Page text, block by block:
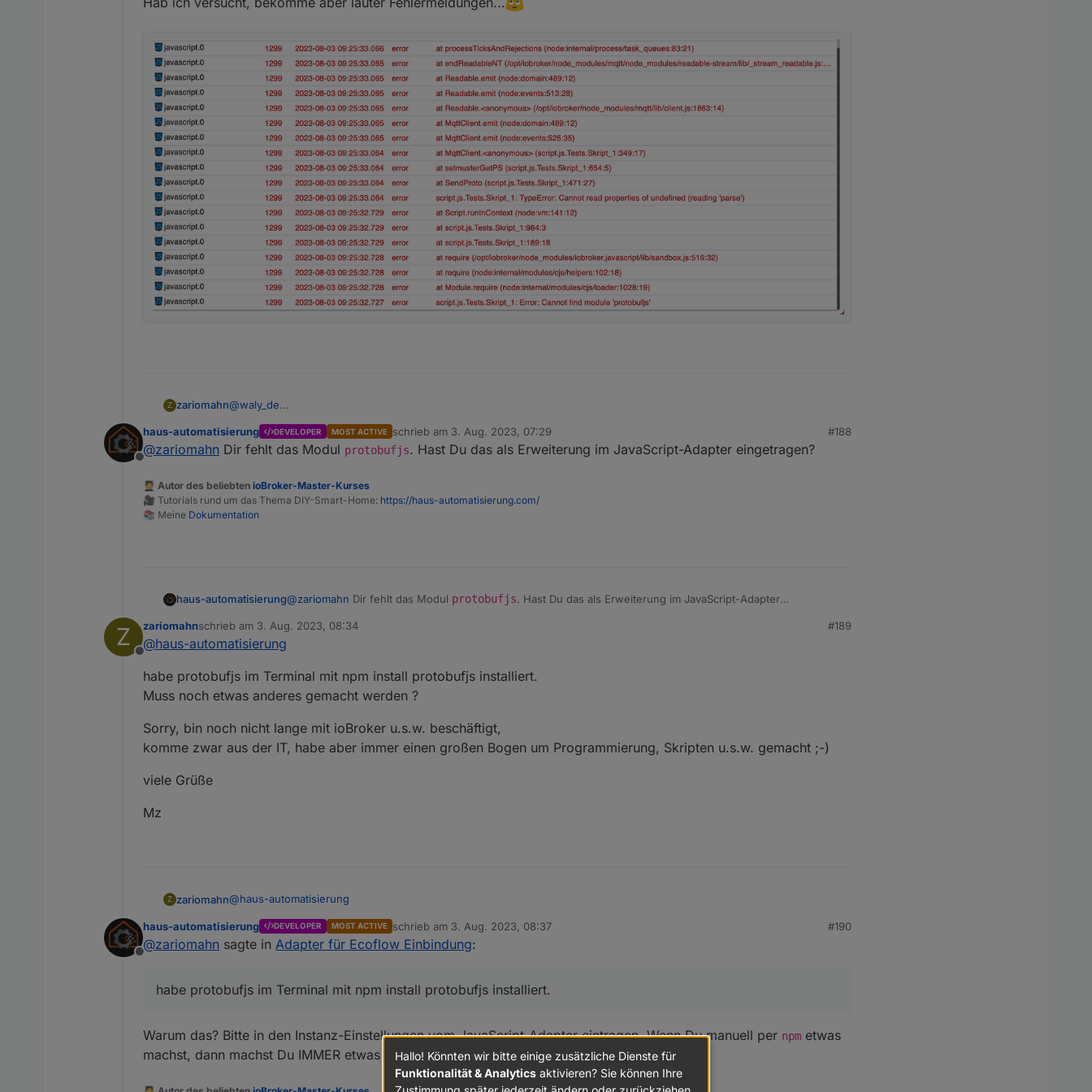
Z zariomahn@waly_de
Offline
haus-automatisierung DEVELOPER MOST ACTIVE schrieb am 3. Aug. 2023, 07:29
zuletzt editiert von
#188
@zariomahn Dir fehlt das Modul protobufjs. Hast Du das als Erweiterung im JavaScript-Adapter eingetragen?
🧑‍🎓 Autor des beliebten ioBroker-Master-Kurses
🎥 Tutorials rund um das Thema DIY-Smart-Home: https://haus-automatisierung.com/
📚 Meine Dokumentation
haus-automatisierung@zariomahn Dir fehlt das Modul protobufjs. Hast Du das als Erweiterung im JavaScript-Adapter
Z
Offline
zariomahnschrieb am 3. Aug. 2023, 08:34
zuletzt editiert von
#189
@haus-automatisierung
habe protobufjs im Terminal mit npm install protobufjs installiert.
Muss noch etwas anderes gemacht werden ?
Sorry, bin noch nicht lange mit ioBroker u.s.w. beschäftigt,
komme zwar aus der IT, habe aber immer einen großen Bogen um Programmierung, Skripten u.s.w. gemacht ;-)
viele Grüße
Mz
Z zariomahn@haus-automatisierung
habe protobufjs im Terminal mit npm install protobufjs installiert.
Muss noch etwas anderes gemacht werden ?
viele Grüße
Offline
haus-automatisierung DEVELOPER MOST ACTIVE schrieb am 3. Aug. 2023, 08:37
zuletzt editiert von
#190
@zariomahn sagte in Adapter für Ecoflow Einbindung:
habe protobufjs im Terminal mit npm install protobufjs installiert.
Warum das? Bitte in den Instanz-Einstellungen vom JavaScript-Adapter eintragen. Wenn Du manuell per npm etwas
machst, dann machst Du IMMER etwas falsch :)Hallo! Könnten wir bitte einige zusätzliche Dienste für
Funktionalität & Analytics aktivieren? Sie können Ihre